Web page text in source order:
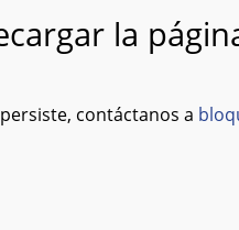
la
contáctanos a